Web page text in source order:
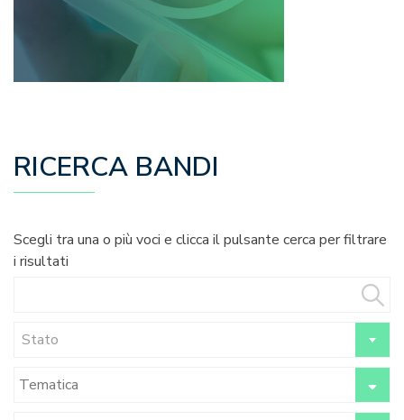
RICERCA BANDI
Scegli tra una o più voci e clicca il pulsante cerca per filtrare
i risultati
Stato